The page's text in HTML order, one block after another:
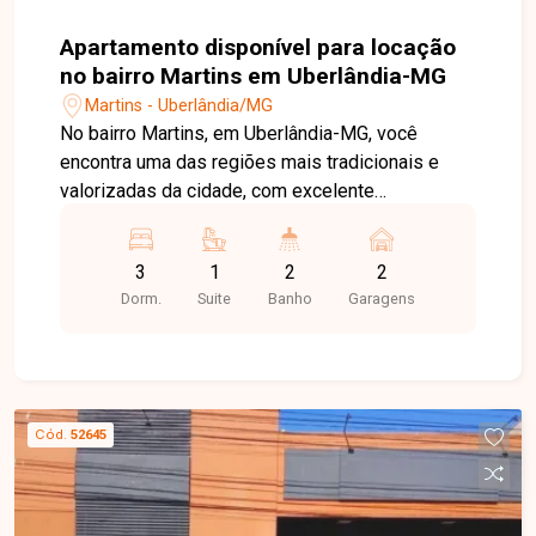
Apartamento disponível para locação
no bairro Martins em Uberlândia-MG
Martins - Uberlândia/MG
No bairro Martins, em Uberlândia-MG, você
encontra uma das regiões mais tradicionais e
valorizadas da cidade, com excelente
principais avenidas, além de estar próximo a
hospitais, supermercados, escolas, farmácias,
restaurantes e diversos serviços. Apartamento
armários e cooktop, área de serviço e 2 vagas de
garagem. O imóvel oferece ambientes amplos,
bem distribuídos e funcionais, proporcionando
conforto e praticidade para toda a família. O
3
Dorm.
1
Suite
2
Banho
2
Garagens
Cód. 52645